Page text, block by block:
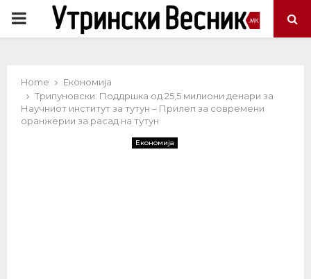
PRIMARY
Home
Економија
Трипуновски: Поддршка од 25,5 милиони денари за
Научниот институт за тутун – Прилеп за современи
оранжерии за расад на тутун
Економија